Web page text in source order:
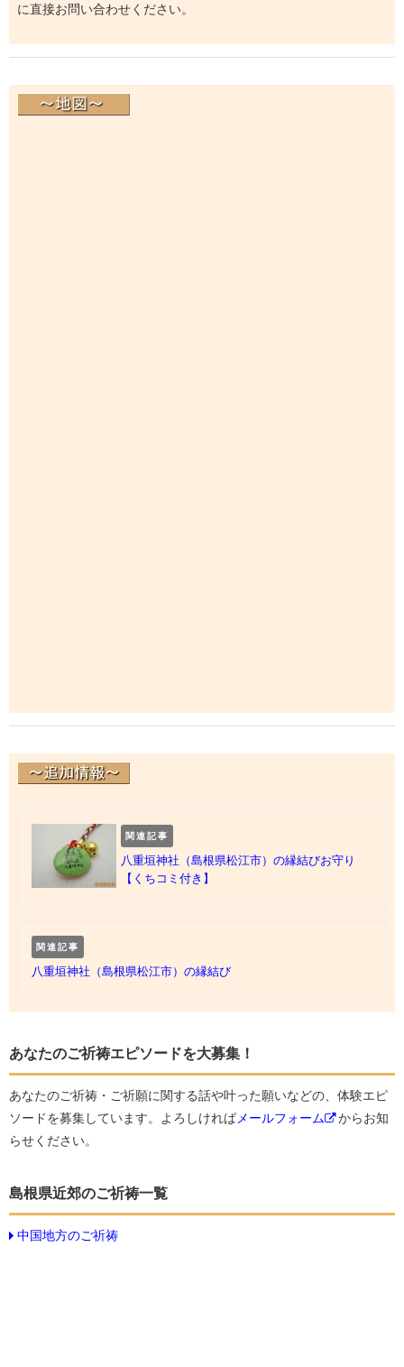
に直接お問い合わせください。
関連記事
八重垣神社（島根県松江市）の縁結びお守り
【くちコミ付き】
関連記事
八重垣神社（島根県松江市）の縁結び
あなたのご祈祷エピソードを大募集！
あなたのご祈祷・ご祈願に関する話や叶った願いなどの、体験エピ
ソードを募集しています。よろしければ メールフォーム
からお知
らせください。
島根県近郊のご祈祷一覧
中国地方のご祈祷